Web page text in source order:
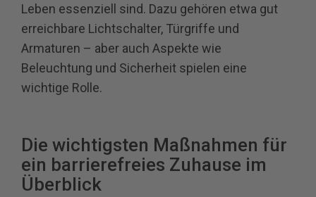
Leben essenziell sind. Dazu gehören etwa gut
erreichbare Lichtschalter, Türgriffe und
Armaturen – aber auch Aspekte wie
Beleuchtung und Sicherheit spielen eine
wichtige Rolle.
Die wichtigsten Maßnahmen für
ein barrierefreies Zuhause im
Überblick